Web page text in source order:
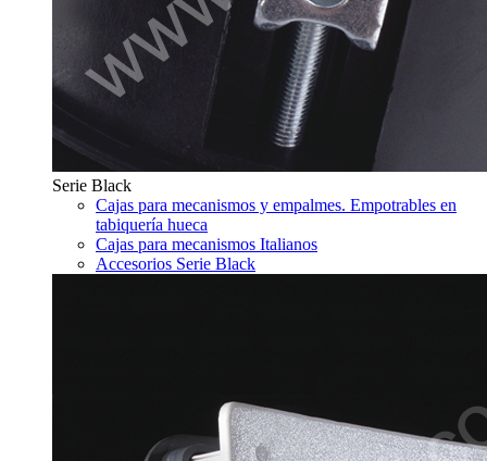
Serie Black
Cajas para mecanismos y empalmes. Empotrables en
tabiquería hueca
Cajas para mecanismos Italianos
Accesorios Serie Black